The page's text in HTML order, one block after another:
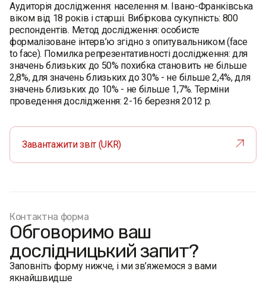
Аудиторія дослідження: населення м. Івано-Франківська
віком від 18 років і старші. Вибіркова сукупність: 800
респондентів. Метод дослідження: особисте
формалізоване інтерв’ю згідно з опитувальником (face
to face). Помилка репрезентативності дослідження: для
значень близьких до 50% похибка становить не більше
2,8%, для значень близьких до 30% - не більше 2,4%, для
значень близьких до 10% - не більше 1,7%. Терміни
проведення дослідження: 2-16 березня 2012 р.
Завантажити звіт (UKR)
Контактна форма
Обговоримо ваш
дослідницький запит?
Заповніть форму нижче, і ми зв’яжемося з вами
якнайшвидше